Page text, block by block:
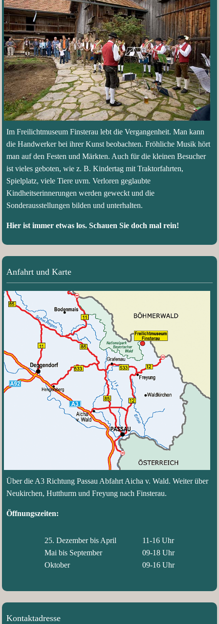
Im Freilichtmuseum Finsterau lebt die Vergangenheit. Man kann
die Handwerker bei ihrer Kunst beobachten. Fröhliche Musik hört
man auf den Festen und Märkten. Auch für die kleinen Besucher
ist vieles geboten, wie z. B. Kindertag mit Traktorfahrten,
Spielplatz, viele Tiere uvm. Verloren geglaubte
Kindheitserinnerungen werden geweckt und die
Sonderausstellungen bilden und unterhalten.
Hier ist immer etwas los. Schauen Sie doch mal rein!
Anfahrt und Karte
Über die A3 Richtung Passau Abfahrt Aicha v. Wald. Weiter über
Neukirchen, Hutthurm und Freyung nach Finsterau.
Öffnungszeiten:
25. Dezember bis April
11-16 Uhr
Mai bis September
09-18 Uhr
Oktober
09-16 Uhr
Kontaktadresse